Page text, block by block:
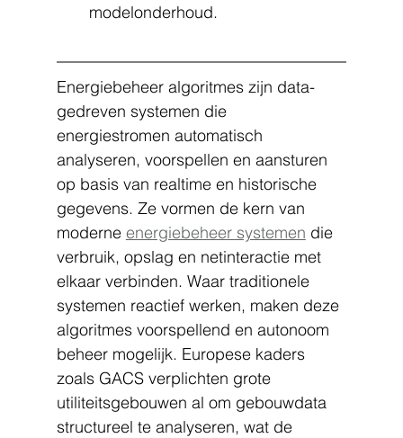
modelonderhoud.
Energiebeheer algoritmes zijn data-
gedreven systemen die
energiestromen automatisch
analyseren, voorspellen en aansturen
op basis van realtime en historische
gegevens. Ze vormen de kern van
moderne energiebeheer systemen die
verbruik, opslag en netinteractie met
elkaar verbinden. Waar traditionele
systemen reactief werken, maken deze
algoritmes voorspellend en autonoom
beheer mogelijk. Europese kaders
zoals GACS verplichten grote
utiliteitsgebouwen al om gebouwdata
structureel te analyseren, wat de